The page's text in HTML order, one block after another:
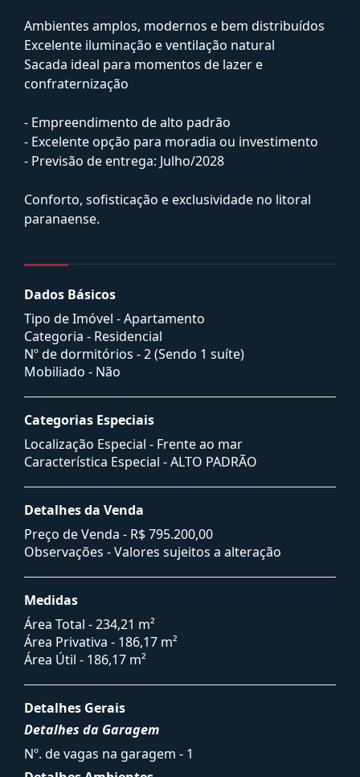
Ambientes amplos, modernos e bem distribuídos
Excelente iluminação e ventilação natural
Sacada ideal para momentos de lazer e
confraternização
- Empreendimento de alto padrão
- Excelente opção para moradia ou investimento
- Previsão de entrega: Julho/2028
Conforto, sofisticação e exclusividade no litoral
paranaense.
Dados Básicos
Tipo de Imóvel - Apartamento
Categoria - Residencial
Nº de dormitórios - 2 (Sendo 1 suíte)
Mobiliado - Não
Categorias Especiais
Localização Especial - Frente ao mar
Característica Especial - ALTO PADRÃO
Detalhes da Venda
Preço de Venda - R$ 795.200,00
Observações - Valores sujeitos a alteração
Medidas
Área Total - 234,21 m²
Área Privativa - 186,17 m²
Área Útil - 186,17 m²
Detalhes Gerais
Detalhes da Garagem
Nº. de vagas na garagem - 1